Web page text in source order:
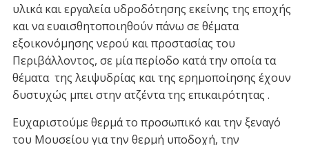
υλικά και εργαλεία υδροδότησης εκείνης της εποχής
και να ευαισθητοποιηθούν πάνω σε θέματα
εξοικονόμησης νερού και προστασίας του
Περιβάλλοντος, σε μία περίοδο κατά την οποία τα
θέματα της λειψυδρίας και της ερημοποίησης έχουν
δυστυχώς μπει στην ατζέντα της επικαιρότητας .
Ευχαριστούμε θερμά το προσωπικό και την ξεναγό
του Μουσείου για την θερμή υποδοχή, την